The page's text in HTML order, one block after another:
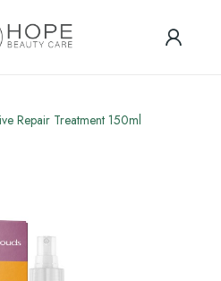
Repair Treatment 150ml